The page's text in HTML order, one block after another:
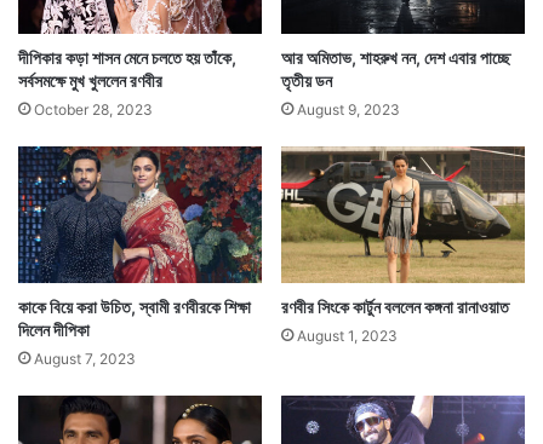
দীপিকার কড়া শাসন মেনে চলতে হয় তাঁকে,
সর্বসমক্ষে মুখ খুললেন রণবীর
October 28, 2023
আর অমিতাভ, শাহরুখ নন, দেশ এবার পাচ্ছে
তৃতীয় ডন
August 9, 2023
কাকে বিয়ে করা উচিত, স্বামী রণবীরকে শিক্ষা
দিলেন দীপিকা
August 7, 2023
রণবীর সিংকে কার্টুন বললেন কঙ্গনা রানাওয়াত
August 1, 2023